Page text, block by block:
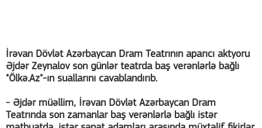
İrəvan Dövlət Azərbaycan Dram Teatrının aparıcı aktyoru
Əjdər Zeynalov son günlər teatrda baş verənlərlə bağlı
"Ölkə.Az"-ın suallarını cavablandırıb.
- Əjdər müəllim, İrəvan Dövlət Azərbaycan Dram
Teatrında son zamanlar baş verənlərlə bağlı istər